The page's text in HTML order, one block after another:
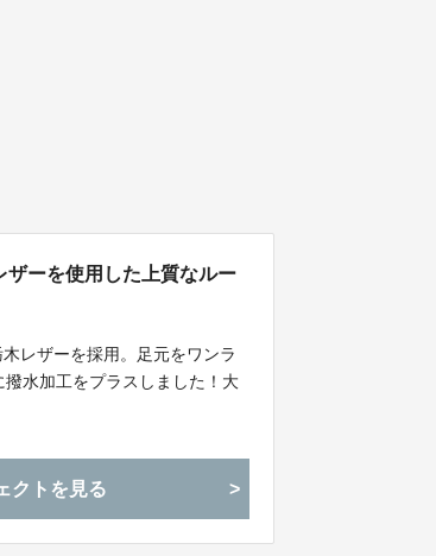
ーを使用した上質なルー
レザーを採用。足元をワンラ
水加工をプラスしました！大
クトを見る